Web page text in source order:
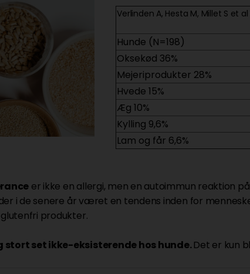
Verlinden A, Hesta M, Millet S et
Hunde (N=198)
Oksekød 36%
Mejeriprodukter 28%
Hvede 15%
Æg 10%
Kylling 9,6%
Lam og får 6,6%
er ikke en allergi, men en autoimmun reaktion
i de senere år været en tendens inden for
produkter.
stort set ikke-eksisterende hos hunde.Det er kun